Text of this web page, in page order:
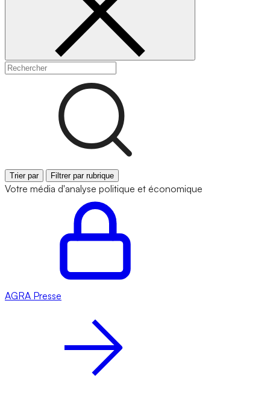
Trier par Filtrer par rubrique
Votre média d'analyse politique et économique
AGRA Presse